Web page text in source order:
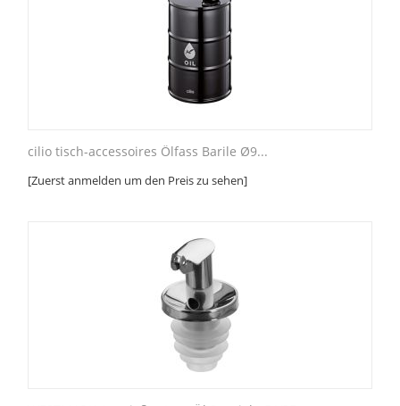
cilio tisch-accessoires Ölfass Barile Ø9...
[Zuerst anmelden um den Preis zu sehen]